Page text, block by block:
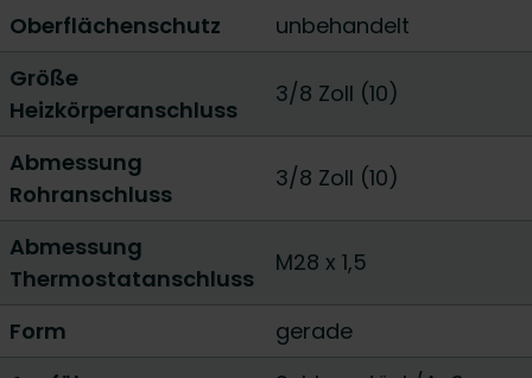
Oberflächenschutz
unbehandelt
Größe
Heizkörperanschluss
3/8 Zoll (10)
Abmessung
Rohranschluss
3/8 Zoll (10)
Abmessung
Thermostatanschluss
M28 x 1,5
Form
gerade